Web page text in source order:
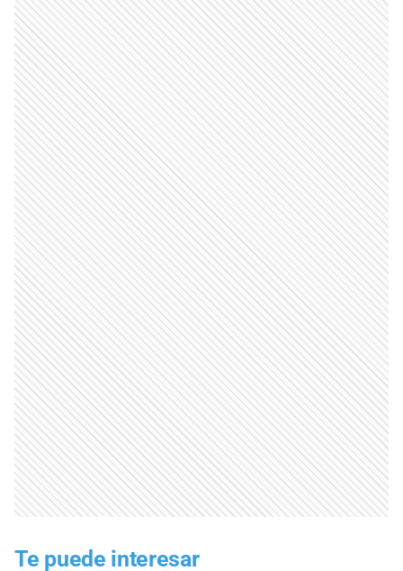
Te puede interesar